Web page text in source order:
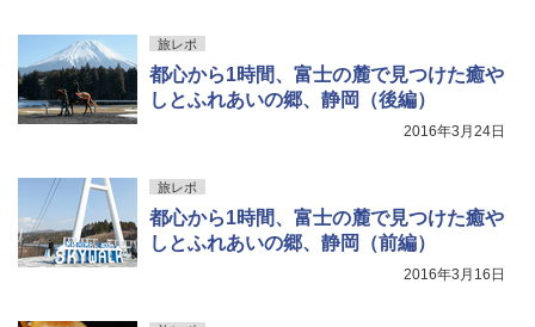
旅レポ
都心から1時間、富士の麓で見つけた癒や
しとふれあいの郷、静岡（後編）
2016年3月24日
旅レポ
都心から1時間、富士の麓で見つけた癒や
しとふれあいの郷、静岡（前編）
2016年3月16日